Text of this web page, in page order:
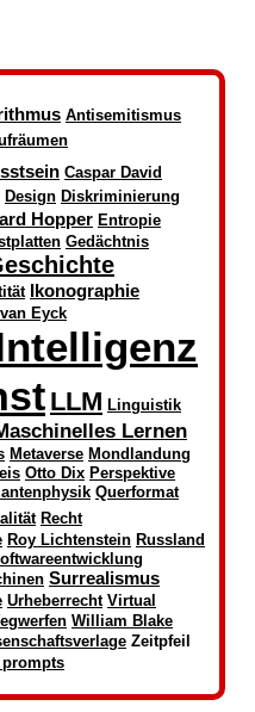
Antisemitismus
Caspar David
Design Diskriminierung
Hopper Entropie
Gedächtnis
Ikonographie
Eyck
LLM Linguistik
Lernen
Metaverse Mondlandung
Otto Dix Perspektive
Querformat
Recht
Roy Lichtenstein Russland
Surrealismus
Urheberrecht Virtual
William Blake
Zeitpfeil
prompts